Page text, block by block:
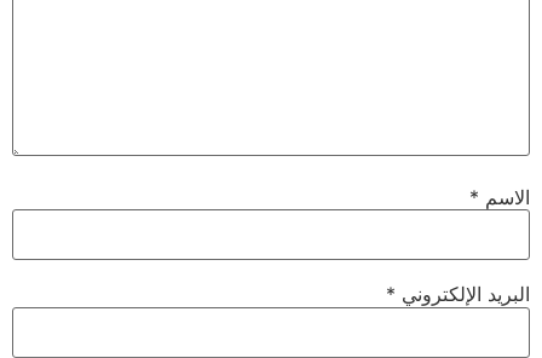
الاسم *
البريد الإلكتروني *